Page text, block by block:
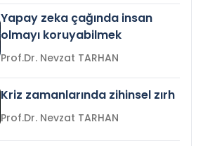
Yapay zeka çağında insan
olmayı koruyabilmek
Prof.Dr. Nevzat TARHAN
Kriz zamanlarında zihinsel zırh
Prof.Dr. Nevzat TARHAN